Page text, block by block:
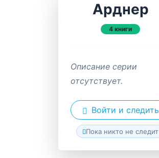
Арднер
4 книги
Описание серии
отсутствует.
Войти и следить
Пока никто не следит